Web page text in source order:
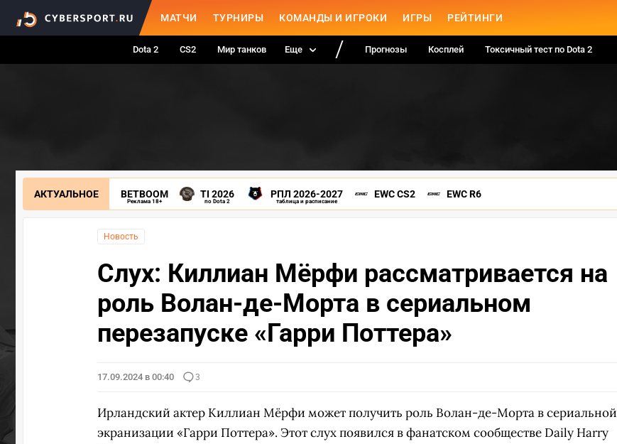
МАТЧИ ТУРНИРЫ КОМАНДЫ И ИГРОКИ ИГРЫ РЕЙТИНГИ
Dota 2 CS2 Мир танков Еще Прогнозы Косплей Токсичный тест по Dota 2
АКТУАЛЬНОЕ BETBOOM
Реклама 18+
TI 2026
по Dota 2
РПЛ 2026-2027
таблица и расписание
EWC CS2 EWC R6
Новость
Слух: Киллиан Мёрфи рассматривается на
роль Волан-де-Морта в сериальном
перезапуске «Гарри Поттера»
17.09.2024 в 00:40 3
Ирландский актер Киллиан Мёрфи может получить роль Волан-де-Морта в сериальной
экранизации «Гарри Поттера». Этот слух появился в фанатском сообществе Daily Harry